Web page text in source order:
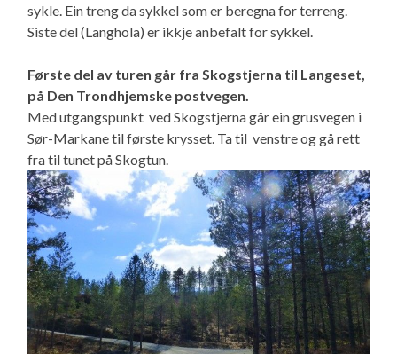
sykle. Ein treng da sykkel som er beregna for terreng.
Siste del (Langhola) er ikkje anbefalt for sykkel.
Første del av turen går fra Skogstjerna til Langeset,
på Den Trondhjemske postvegen.
Med utgangspunkt ved Skogstjerna går ein grusvegen i
Sør-Markane til første krysset. Ta til venstre og gå rett
fra til tunet på Skogtun.